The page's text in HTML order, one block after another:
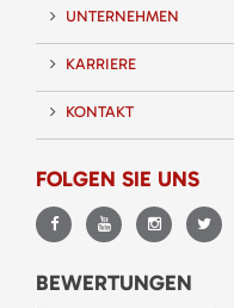
UNTERNEHMEN
KARRIERE
KONTAKT
FOLGEN SIE UNS
BEWERTUNGEN